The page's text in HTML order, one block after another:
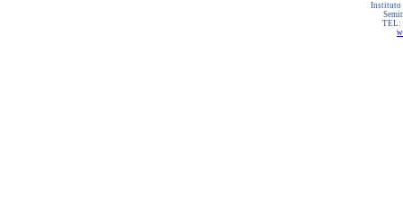
Instituto
TEL: